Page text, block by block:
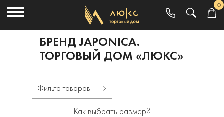
0
БРЕНД JAPONICA.
ТОРГОВЫЙ ДОМ «ЛЮКС»
Фильтр товаров
Как выбрать размер?